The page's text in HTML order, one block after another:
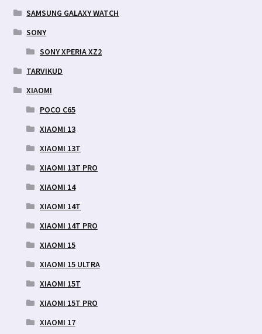
SAMSUNG GALAXY WATCH
SONY
SONY XPERIA XZ2
TARVIKUD
XIAOMI
POCO C65
XIAOMI 13
XIAOMI 13T
XIAOMI 13T PRO
XIAOMI 14
XIAOMI 14T
XIAOMI 14T PRO
XIAOMI 15
XIAOMI 15 ULTRA
XIAOMI 15T
XIAOMI 15T PRO
XIAOMI 17